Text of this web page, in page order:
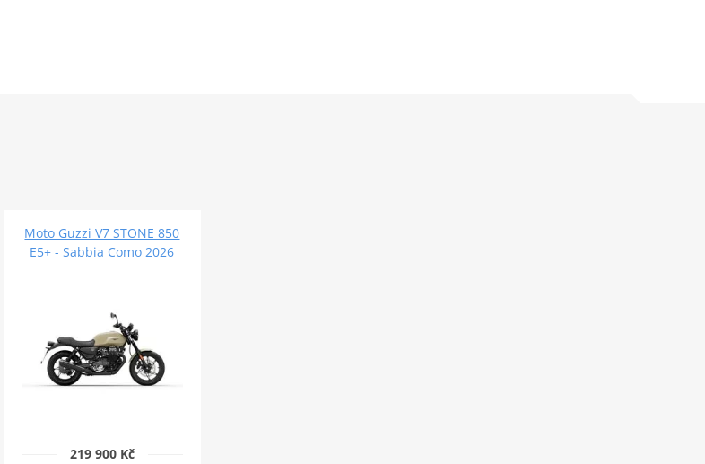
Moto Guzzi V7 STONE 850
E5+ - Sabbia Como 2026
219 900 Kč